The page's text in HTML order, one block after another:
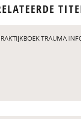
TRAUMA